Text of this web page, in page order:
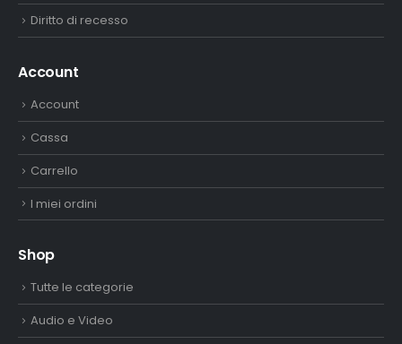
Diritto di recesso
Account
Account
Cassa
Carrello
I miei ordini
Shop
Tutte le categorie
Audio e Video